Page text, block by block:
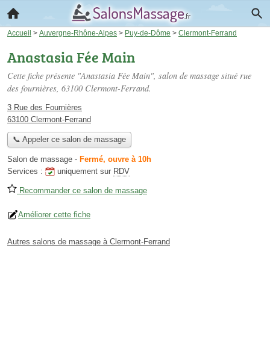
Accueil > Auvergne-Rhône-Alpes > Puy-de-Dôme > Clermont-Ferrand
Anastasia Fée Main
Cette fiche présente "Anastasia Fée Main", salon de massage situé rue
des fournières, 63100 Clermont-Ferrand.
3 Rue des Fournières
63100 Clermont-Ferrand
📞 Appeler ce salon de massage
Salon de massage - Fermé, ouvre à 10h
Services :
uniquement sur RDV
Recommander ce salon de massage
Améliorer cette fiche
Autres salons de massage à Clermont-Ferrand